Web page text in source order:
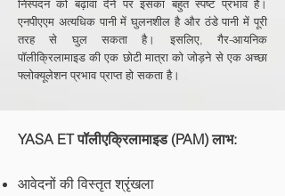
निस्पंदन को बढ़ावा देने पर इसका बहुत स्पष्ट प्रभाव है।
एनपीएएम अत्यधिक पानी में घुलनशील है और ठंडे पानी में पूरी
तरह से घुल सकता है। इसलिए, गैर-आयनिक
पॉलीक्रिलामाइड की एक छोटी मात्रा को जोड़ने से एक अच्छा
फ्लोक्यूलेशन प्रभाव प्राप्त हो सकता है।
YASA ET पॉलीएक्रिलामाइड (PAM) लाभ:
आवेदनों की विस्तृत श्रृंखला